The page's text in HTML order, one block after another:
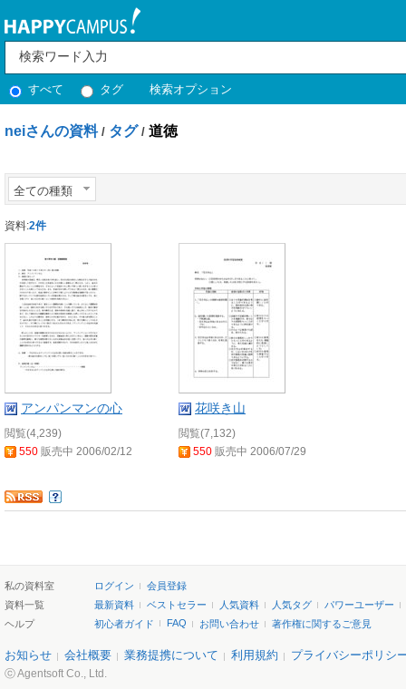
すべて タグ 検索オプション
neiさんの資料 / タグ / 道徳
全ての種類
資料:2件
アンパンマンの心
閲覧(4,239)
550 販売中 2006/02/12
花咲き山
閲覧(7,132)
550 販売中 2006/07/29
私の資料室 ログイン
会員登録
資料一覧
最新資料 ベストセラー 人気資料 人気タグ
パワーユーザー
ヘルプ
初心者ガイド FAQ お問い合わせ 著作権に関するご意見
お知らせ 会社概要 業務提携について 利用規約 プライバシーポリシ
ⓒ Agentsoft Co., Ltd.